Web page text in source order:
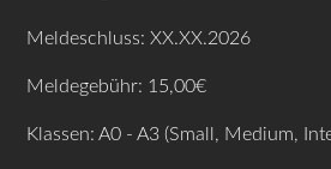
Meldeschluss: XX.XX.2026
Meldegebühr: 15,00€
Klassen: A0 - A3 (Small, Medium,